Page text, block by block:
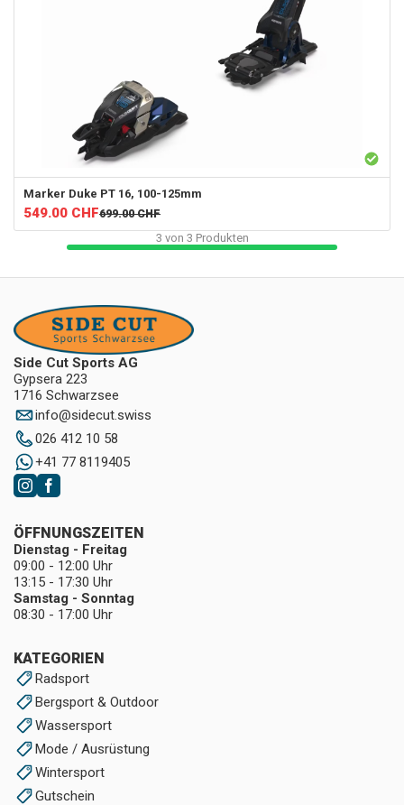
Marker Duke PT 16, 100-125mm
549.00 CHF699.00 CHF
3 von 3 Produkten
Side Cut Sports AG
Gypsera 223
1716 Schwarzsee
info@sidecut.swiss
026 412 10 58
+41 77 8119405
KATEGORIEN
Radsport
Bergsport & Outdoor
Wassersport
Mode / Ausrüstung
Wintersport
Gutschein
ÖFFNUNGSZEITEN
Dienstag - Freitag
09:00 - 12:00 Uhr
13:15 - 17:30 Uhr
Samstag - Sonntag
08:30 - 17:00 Uhr